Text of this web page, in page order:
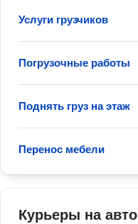
Услуги грузчиков
Погрузочные работы
Поднять груз на этаж
Перенос мебели
Курьеры на авто